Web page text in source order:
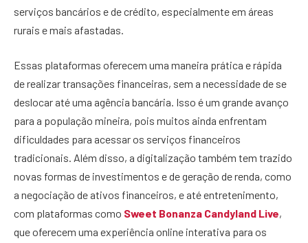
serviços bancários e de crédito, especialmente em áreas
rurais e mais afastadas.
Essas plataformas oferecem uma maneira prática e rápida
de realizar transações financeiras, sem a necessidade de se
deslocar até uma agência bancária. Isso é um grande avanço
para a população mineira, pois muitos ainda enfrentam
dificuldades para acessar os serviços financeiros
tradicionais. Além disso, a digitalização também tem trazido
novas formas de investimentos e de geração de renda, como
a negociação de ativos financeiros, e até entretenimento,
com plataformas como Sweet Bonanza Candyland Live,
que oferecem uma experiência online interativa para os